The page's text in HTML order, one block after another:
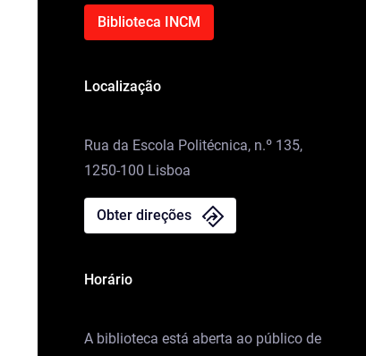
Biblioteca INCM
Localização
Rua da Escola Politécnica, n.º 135,
1250-100 Lisboa
Obter direções
Horário
A biblioteca está aberta ao público de